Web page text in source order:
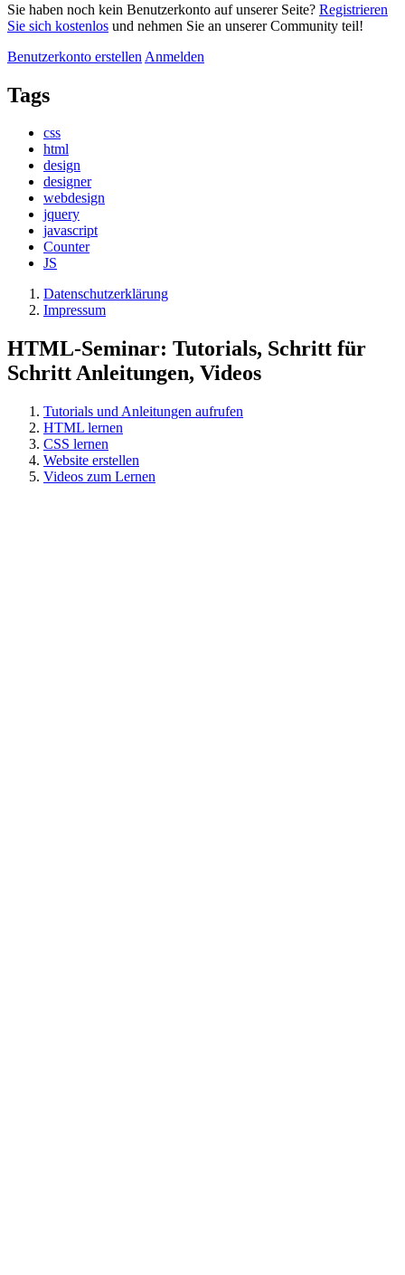
Sie haben noch kein Benutzerkonto auf unserer Seite? Registrieren
Sie sich kostenlos und nehmen Sie an unserer Community teil!
Benutzerkonto erstellen Anmelden
Tags
css
html
design
designer
webdesign
jquery
javascript
Counter
JS
Datenschutzerklärung
Impressum
HTML-Seminar: Tutorials, Schritt für
Schritt Anleitungen, Videos
Tutorials und Anleitungen aufrufen
HTML lernen
CSS lernen
Website erstellen
Videos zum Lernen